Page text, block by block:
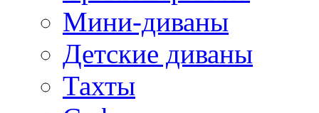
Мини-диваны
Детские диваны
Тахты